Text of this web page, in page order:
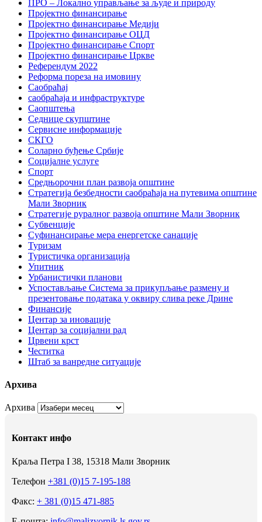
ПРО – Локално управљање за људе и природу
Пројектно финансирање
Пројектно финансирање Медији
Пројектно финансирање ОЦД
Пројектно финансирање Спорт
Пројектно финансирање Цркве
Референдум 2022
Реформа пореза на имовину
Саобраћај
саобраћаја и инфраструктуре
Саопштења
Седнице скупштине
Сервисне информације
СКГО
Соларно буђење Србије
Социјалне услуге
Спорт
Средњорочни план развоја општине
Стратегија безбедности саобраћаја на путевима општине
Мали Зворник
Стратегије руралног развоја општине Мали Зворник
Субвенције
Суфинансирање мера енергетске санације
Туризам
Туристичка организација
Упитник
Урбанистички планови
Успостављање Система за прикупљање размену и
презентовање података у оквиру слива реке Дрине
Финансије
Центар за иновације
Центар за социјални рад
Црвени крст
Честитка
Штаб за ванредне ситуације
Архива
Архива
Контакт инфо
Краља Петра I 38, 15318 Мали Зворник
Телефон +381 (0)15 7-195-188
Факс: + 381 (0)15 471-885